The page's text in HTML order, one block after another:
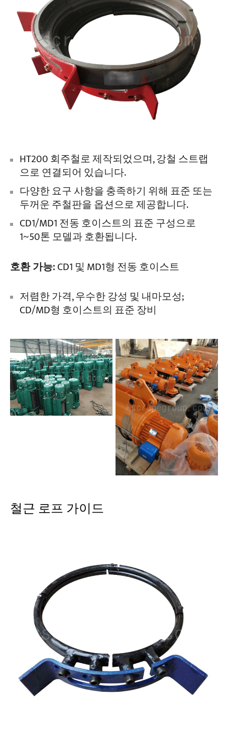
HT200 회주철로 제작되었으며, 강철 스트랩
으로 연결되어 있습니다.
다양한 요구 사항을 충족하기 위해 표준 또는
두꺼운 주철판을 옵션으로 제공합니다.
CD1/MD1 전동 호이스트의 표준 구성으로
1~50톤 모델과 호환됩니다.
호환 가능:CD1 및 MD1형 전동 호이스트
저렴한 가격, 우수한 강성 및 내마모성;
CD/MD형 호이스트의 표준 장비
철근 로프 가이드